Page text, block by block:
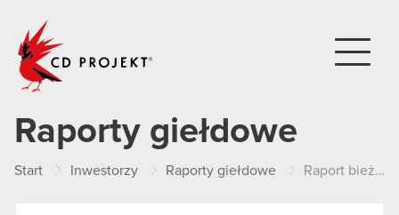
Raporty giełdowe
Start Inwestorzy Raporty giełdowe Raport bieżący nr 67/2010